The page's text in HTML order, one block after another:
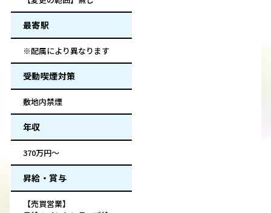
最寄駅
※配属により異なります
受動喫煙対策
敷地内禁煙
年収
370万円～
昇給・賞与
【売買営業】